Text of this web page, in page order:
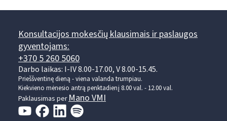
Konsultacijos mokesčių klausimais ir paslaugos
gyventojams:
+370 5 260 5060
Darbo laikas: I-IV 8.00-17.00, V 8.00-15.45.
Prieššventinę dieną - viena valanda trumpiau.
Kiekvieno mėnesio antrą penktadienį 8.00 val. - 12.00 val.
Paklausimas per Mano VMI